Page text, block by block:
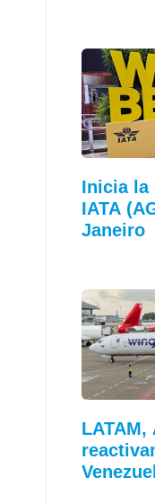
Inicia la
IATA
Janeiro
LATAM,